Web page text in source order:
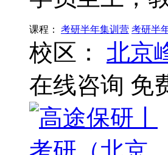
课程： 考研半年集训营 考研半
校区：
北京
在线咨询 免